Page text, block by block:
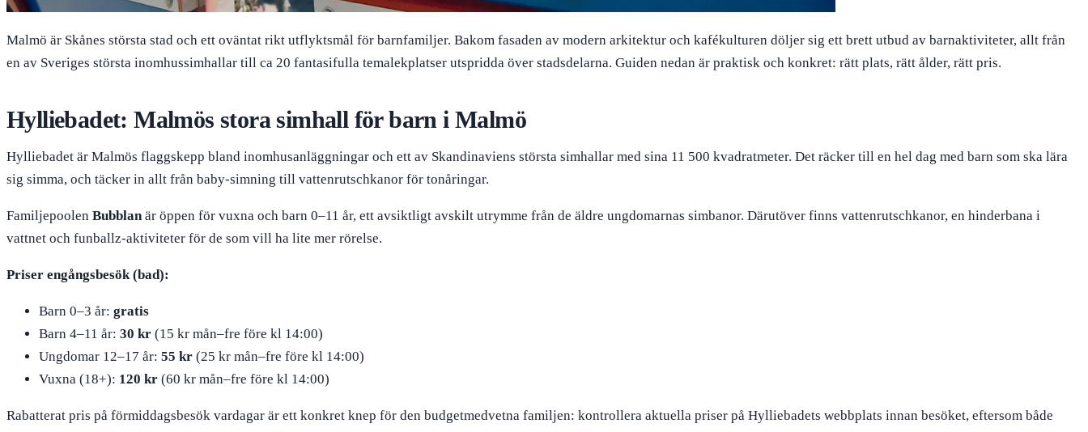
Malmö är Skånes största stad och ett oväntat rikt utflyktsmål för barnfamiljer. Bakom fasaden av modern arkitektur och kafékulturen döljer sig ett brett utbud av barnaktiviteter, allt från
en av Sveriges största inomhussimhallar till ca 20 fantasifulla temalekplatser utspridda över stadsdelarna. Guiden nedan är praktisk och konkret: rätt plats, rätt ålder, rätt pris.
Hylliebadet: Malmös stora simhall för barn i Malmö
Hylliebadet är Malmös flaggskepp bland inomhusanläggningar och ett av Skandinaviens största simhallar med sina 11 500 kvadratmeter. Det räcker till en hel dag med barn som ska lära
sig simma, och täcker in allt från baby-simning till vattenrutschkanor för tonåringar.
Familjepoolen Bubblanär öppen för vuxna och barn 0–11 år, ett avsiktligt avskilt utrymme från de äldre ungdomarnas simbanor. Därutöver finns vattenrutschkanor, en hinderbana i
vattnet och funballz-aktiviteter för de som vill ha lite mer rörelse.
Priser engångsbesök (bad):
Barn 0–3 år: gratis
Barn 4–11 år: 30 kr (15 kr mån–fre före kl 14:00)
Ungdomar 12–17 år: 55 kr (25 kr mån–fre före kl 14:00)
Vuxna (18+): 120 kr (60 kr mån–fre före kl 14:00)
Rabatterat pris på förmiddagsbesök vardagar är ett konkret knep för den budgetmedvetna familjen: kontrollera aktuella priser på Hylliebadets webbplats innan besöket, eftersom både